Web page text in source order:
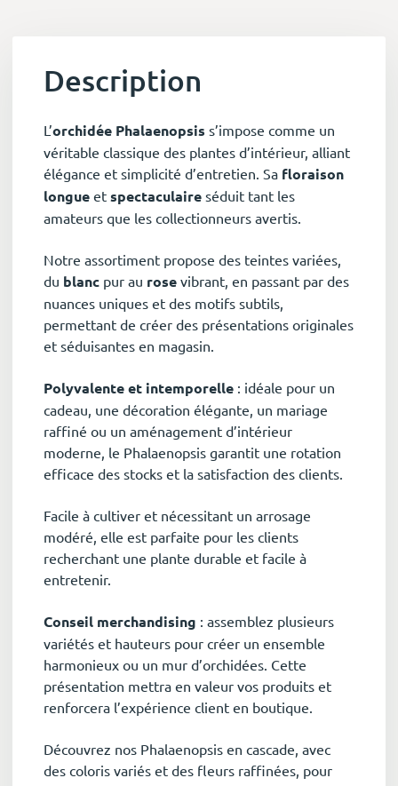
Description
L’orchidée Phalaenopsis s’impose comme un
véritable classique des plantes d’intérieur, alliant
élégance et simplicité d’entretien. Sa floraison
longue et spectaculaire séduit tant les
amateurs que les collectionneurs avertis.
Notre assortiment propose des teintes variées,
du blanc pur au rose vibrant, en passant par des
nuances uniques et des motifs subtils,
permettant de créer des présentations originales
et séduisantes en magasin.
Polyvalente et intemporelle : idéale pour un
cadeau, une décoration élégante, un mariage
raffiné ou un aménagement d’intérieur
moderne, le Phalaenopsis garantit une rotation
efficace des stocks et la satisfaction des clients.
Facile à cultiver et nécessitant un arrosage
modéré, elle est parfaite pour les clients
recherchant une plante durable et facile à
entretenir.
Conseil merchandising : assemblez plusieurs
variétés et hauteurs pour créer un ensemble
harmonieux ou un mur d’orchidées. Cette
présentation mettra en valeur vos produits et
renforcera l’expérience client en boutique.
Découvrez nos Phalaenopsis en cascade, avec
des coloris variés et des fleurs raffinées, pour